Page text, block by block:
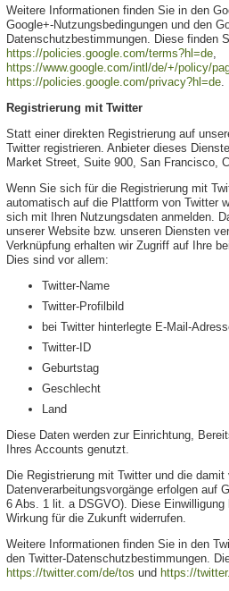
Weitere Informationen finden Sie in den
Google+-Nutzungsbedingungen und den
Datenschutzbestimmungen. Diese finden
https://policies.google.com/terms?hl=de,
https://www.google.com/intl/de/+/policy/
https://policies.google.com/privacy?hl=de.
Registrierung mit Twitter
Statt einer direkten Registrierung auf
Twitter registrieren. Anbieter dieses
Market Street, Suite 900, San Francisco,
Wenn Sie sich für die Registrierung mit
automatisch auf die Plattform von Twitter
sich mit Ihren Nutzungsdaten anmelden.
unserer Website bzw. unseren Diensten
Verknüpfung erhalten wir Zugriff auf Ihre
Dies sind vor allem:
Twitter-Name
Twitter-Profilbild
bei Twitter hinterlegte E-Mail-
Twitter-ID
Geburtstag
Geschlecht
Land
Diese Daten werden zur Einrichtung,
Ihres Accounts genutzt.
Die Registrierung mit Twitter und die damit
Datenverarbeitungsvorgänge erfolgen auf
6 Abs. 1 lit. a DSGVO). Diese
Wirkung für die Zukunft widerrufen.
Weitere Informationen finden Sie in den
den Twitter-Datenschutzbestimmungen.
https://twitter.com/de/tos und https://